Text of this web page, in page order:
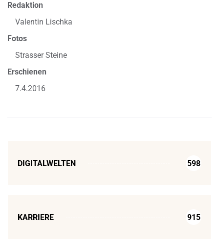
Redaktion
Valentin Lischka
Fotos
Strasser Steine
Erschienen
7.4.2016
DIGITALWELTEN 598
KARRIERE 915